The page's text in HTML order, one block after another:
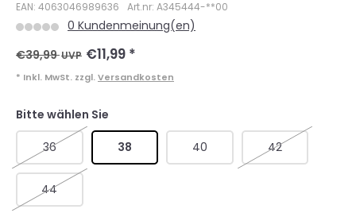
EAN: 4063046989636 Art.nr: A345444-**00
0 Kundenmeinung(en)
€39,99UVP €11,99 *
* Inkl. MwSt. zzgl. Versandkosten
Bitte wählen Sie
36 38 40 42
44